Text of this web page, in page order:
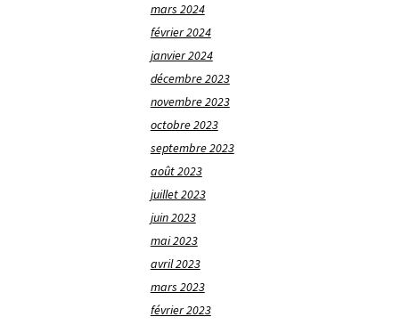
mars 2024
février 2024
janvier 2024
décembre 2023
novembre 2023
octobre 2023
septembre 2023
août 2023
juillet 2023
juin 2023
mai 2023
avril 2023
mars 2023
février 2023